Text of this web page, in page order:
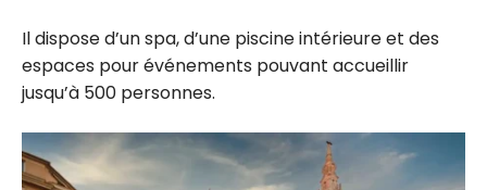
Il dispose d’un spa, d’une piscine intérieure et des
espaces pour événements pouvant accueillir
jusqu’à 500 personnes.